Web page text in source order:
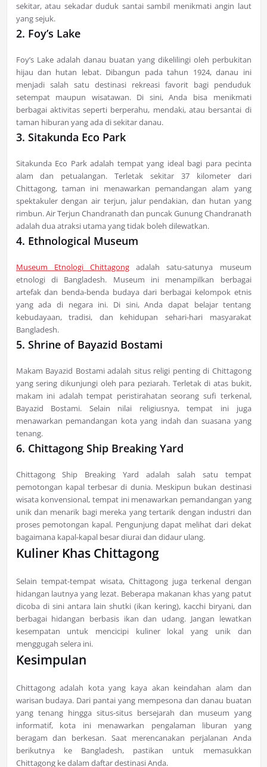
sekitar, atau sekadar duduk santai sambil menikmati angin laut
yang sejuk.
2. Foy’s Lake
Foy’s Lake adalah danau buatan yang dikelilingi oleh perbukitan
hijau dan hutan lebat. Dibangun pada tahun 1924, danau ini
menjadi salah satu destinasi rekreasi favorit bagi penduduk
setempat maupun wisatawan. Di sini, Anda bisa menikmati
berbagai aktivitas seperti berperahu, mendaki, atau bersantai di
taman hiburan yang ada di sekitar danau.
3. Sitakunda Eco Park
Sitakunda Eco Park adalah tempat yang ideal bagi para pecinta
alam dan petualangan. Terletak sekitar 37 kilometer dari
Chittagong, taman ini menawarkan pemandangan alam yang
spektakuler dengan air terjun, jalur pendakian, dan hutan yang
rimbun. Air Terjun Chandranath dan puncak Gunung Chandranath
adalah dua atraksi utama yang tidak boleh dilewatkan.
4. Ethnological Museum
Museum Etnologi Chittagongadalah satu-satunya museum
etnologi di Bangladesh. Museum ini menampilkan berbagai
artefak dan benda-benda budaya dari berbagai kelompok etnis
yang ada di negara ini. Di sini, Anda dapat belajar tentang
kebudayaan, tradisi, dan kehidupan sehari-hari masyarakat
Bangladesh.
5. Shrine of Bayazid Bostami
Makam Bayazid Bostami adalah situs religi penting di Chittagong
yang sering dikunjungi oleh para peziarah. Terletak di atas bukit,
makam ini adalah tempat peristirahatan seorang sufi terkenal,
Bayazid Bostami. Selain nilai religiusnya, tempat ini juga
menawarkan pemandangan kota yang indah dan suasana yang
tenang.
6. Chittagong Ship Breaking Yard
Chittagong Ship Breaking Yard adalah salah satu tempat
pemotongan kapal terbesar di dunia. Meskipun bukan destinasi
wisata konvensional, tempat ini menawarkan pemandangan yang
unik dan menarik bagi mereka yang tertarik dengan industri dan
proses pemotongan kapal. Pengunjung dapat melihat dari dekat
bagaimana kapal-kapal besar diurai dan didaur ulang.
Kuliner Khas Chittagong
Selain tempat-tempat wisata, Chittagong juga terkenal dengan
hidangan lautnya yang lezat. Beberapa makanan khas yang patut
dicoba di sini antara lain shutki (ikan kering), kacchi biryani, dan
berbagai hidangan berbasis ikan dan udang. Jangan lewatkan
kesempatan untuk mencicipi kuliner lokal yang unik dan
menggugah selera ini.
Kesimpulan
Chittagong adalah kota yang kaya akan keindahan alam dan
warisan budaya. Dari pantai yang mempesona dan danau buatan
yang tenang hingga situs-situs bersejarah dan museum yang
informatif, kota ini menawarkan pengalaman liburan yang
beragam dan berkesan. Saat merencanakan perjalanan Anda
berikutnya ke Bangladesh, pastikan untuk memasukkan
Chittagong ke dalam daftar destinasi Anda.